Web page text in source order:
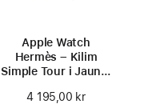
Apple Watch
Hermès – Kilim
Simple Tour i Jaune,
4 195,00 kr